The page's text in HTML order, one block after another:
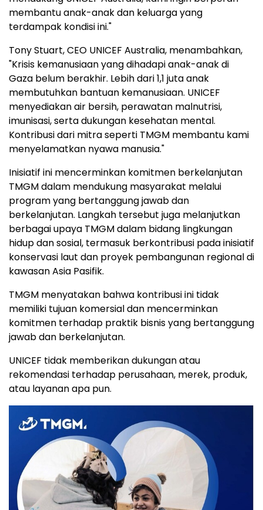
membantu anak-anak dan keluarga yang
terdampak kondisi ini."
Tony Stuart, CEO UNICEF Australia, menambahkan,
"Krisis kemanusiaan yang dihadapi anak-anak di
Gaza belum berakhir. Lebih dari 1,1 juta anak
membutuhkan bantuan kemanusiaan. UNICEF
menyediakan air bersih, perawatan malnutrisi,
imunisasi, serta dukungan kesehatan mental.
Kontribusi dari mitra seperti TMGM membantu kami
menyelamatkan nyawa manusia."
Inisiatif ini mencerminkan komitmen berkelanjutan
TMGM dalam mendukung masyarakat melalui
program yang bertanggung jawab dan
berkelanjutan. Langkah tersebut juga melanjutkan
berbagai upaya TMGM dalam bidang lingkungan
hidup dan sosial, termasuk berkontribusi pada inisiatif
konservasi laut dan proyek pembangunan regional di
kawasan Asia Pasifik.
TMGM menyatakan bahwa kontribusi ini tidak
memiliki tujuan komersial dan mencerminkan
komitmen terhadap praktik bisnis yang bertanggung
jawab dan berkelanjutan.
UNICEF tidak memberikan dukungan atau
rekomendasi terhadap perusahaan, merek, produk,
atau layanan apa pun.